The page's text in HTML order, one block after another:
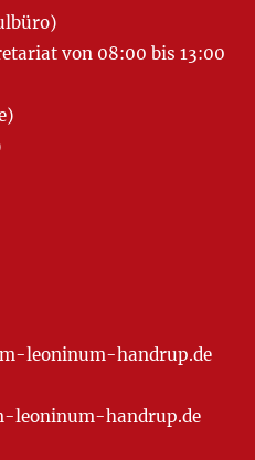
von 08:00 bis 13:00
leoninum-handrup.de
leoninum-handrup.de